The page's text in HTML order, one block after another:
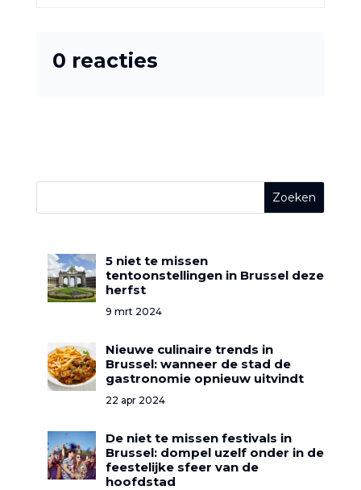
0 reacties
5 niet te missen
tentoonstellingen in Brussel deze
herfst
9 mrt 2024
Nieuwe culinaire trends in
Brussel: wanneer de stad de
gastronomie opnieuw uitvindt
22 apr 2024
De niet te missen festivals in
Brussel: dompel uzelf onder in de
feestelijke sfeer van de
hoofdstad